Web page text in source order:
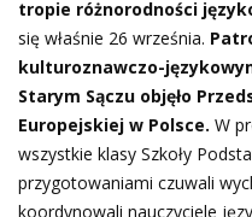
tropie różnorodności
się właśnie 26 września.
kulturoznawczo-
Starym Sączu objęło
Europejskiej w Polsce. W
wszystkie klasy Szkoły
przygotowaniami czuwali
koordynowali nauczyciele